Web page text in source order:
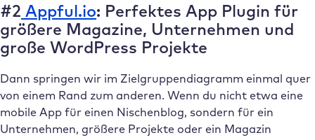
#2 Appful.io: Perfektes App Plugin für
größere Magazine, Unternehmen und
große WordPress Projekte
Dann springen wir im Zielgruppendiagramm einmal quer
von einem Rand zum anderen. Wenn du nicht etwa eine
mobile App für einen Nischenblog, sondern für ein
Unternehmen, größere Projekte oder ein Magazin